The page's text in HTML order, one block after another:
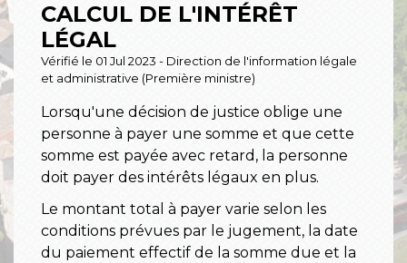
CALCUL DE L'INTÉRÊT
LÉGAL
Vérifié le 01 Jul 2023 - Direction de l'information légale
et administrative (Première ministre)
Lorsqu'une décision de justice oblige une
personne à payer une somme et que cette
somme est payée avec retard, la personne
doit payer des intérêts légaux en plus.
Le montant total à payer varie selon les
conditions prévues par le jugement, la date
du paiement effectif de la somme due et la